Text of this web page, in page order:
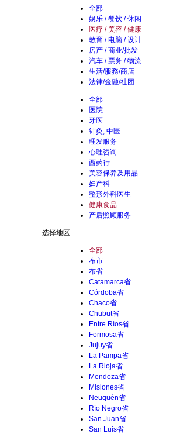
全部
娱乐 / 餐饮 / 休闲
医疗 / 美容 / 健康
教育 / 电脑 / 设计
房产 / 商业/批发
汽车 / 票务 / 物流
生活/服務/商店
法律/金融/社团
全部
医院
牙医
针灸, 中医
理发服务
心理咨询
西药行
美容保养及用品
妇产科
整形外科医生
健康食品
产后照顾服务
选择地区
全部
布市
布省
Catamarca省
Córdoba省
Chaco省
Chubut省
Entre Ríos省
Formosa省
Jujuy省
La Pampa省
La Rioja省
Mendoza省
Misiones省
Neuquén省
Río Negro省
San Juan省
San Luis省